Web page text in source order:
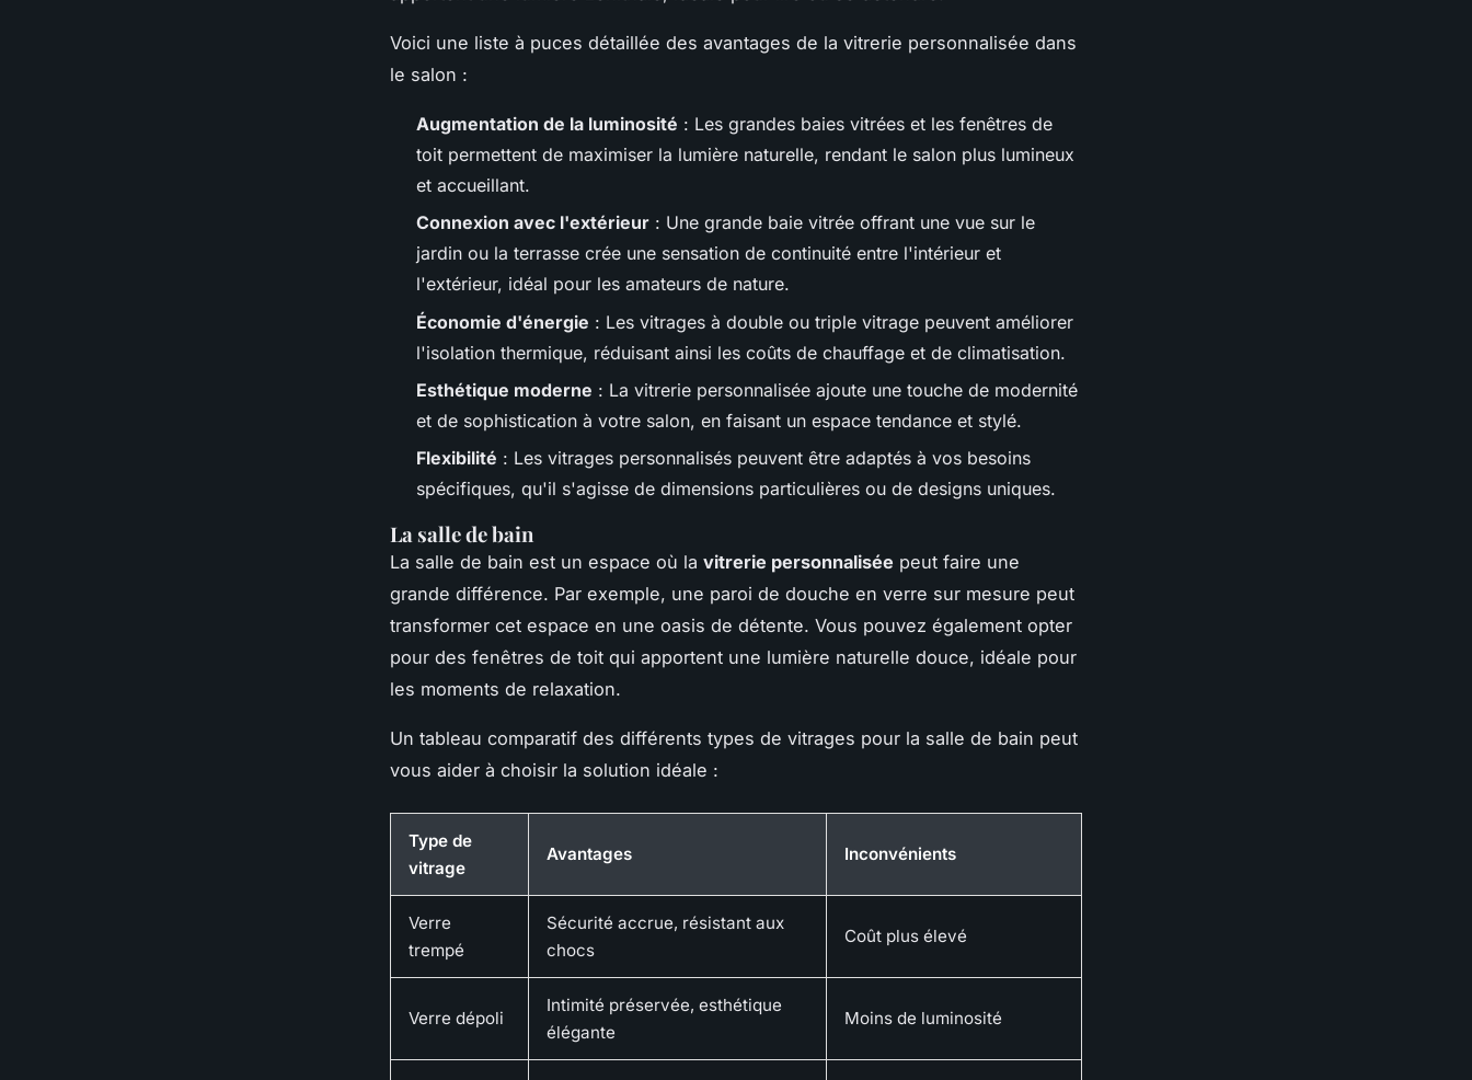
Voici une liste à puces détaillée des avantages de la vitrerie personnalisée dans
le salon :
Augmentation de la luminosité : Les grandes baies vitrées et les fenêtres de
toit permettent de maximiser la lumière naturelle, rendant le salon plus lumineux
et accueillant.
Connexion avec l'extérieur : Une grande baie vitrée offrant une vue sur le
jardin ou la terrasse crée une sensation de continuité entre l'intérieur et
l'extérieur, idéal pour les amateurs de nature.
Économie d'énergie : Les vitrages à double ou triple vitrage peuvent améliorer
l'isolation thermique, réduisant ainsi les coûts de chauffage et de climatisation.
Esthétique moderne : La vitrerie personnalisée ajoute une touche de modernité
et de sophistication à votre salon, en faisant un espace tendance et stylé.
Flexibilité : Les vitrages personnalisés peuvent être adaptés à vos besoins
spécifiques, qu'il s'agisse de dimensions particulières ou de designs uniques.
La salle de bain
La salle de bain est un espace où la vitrerie personnalisée peut faire une
grande différence. Par exemple, une paroi de douche en verre sur mesure peut
transformer cet espace en une oasis de détente. Vous pouvez également opter
pour des fenêtres de toit qui apportent une lumière naturelle douce, idéale pour
les moments de relaxation.
Un tableau comparatif des différents types de vitrages pour la salle de bain peut
vous aider à choisir la solution idéale :
Type de
vitrage
Avantages Inconvénients
Verre
trempé
Sécurité accrue, résistant aux
chocs
Coût plus élevé
Verre dépoli
Intimité préservée, esthétique
élégante
Moins de luminosité